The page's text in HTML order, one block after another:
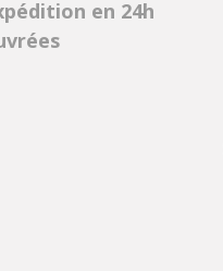
en 24h